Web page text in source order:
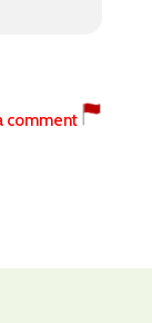
comment